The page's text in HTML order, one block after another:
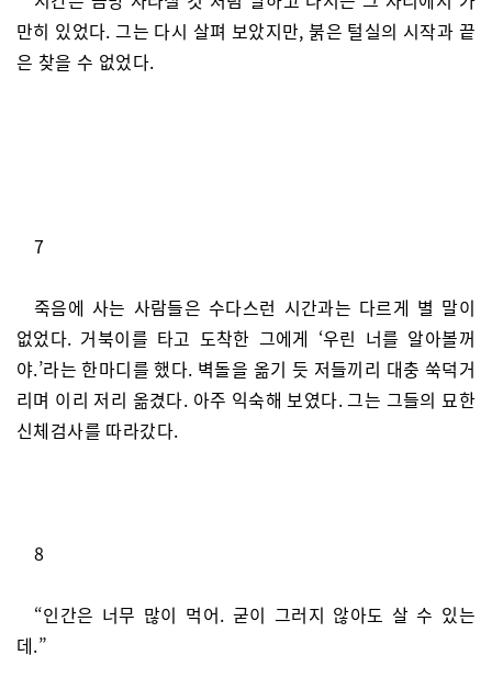
만히 있었다. 그는 다시 살펴 보았지만, 붉은 털실의 시작과 끝
은 찾을 수 없었다.
7
죽음에 사는 사람들은 수다스런 시간과는 다르게 별 말이
없었다. 거북이를 타고 도착한 그에게 ‘우린 너를 알아볼꺼
야.’라는 한마디를 했다. 벽돌을 옮기 듯 저들끼리 대충 쑥덕거
리며 이리 저리 옮겼다. 아주 익숙해 보였다. 그는 그들의 묘한
신체검사를 따라갔다.
8
“인간은 너무 많이 먹어. 굳이 그러지 않아도 살 수 있는
데.”